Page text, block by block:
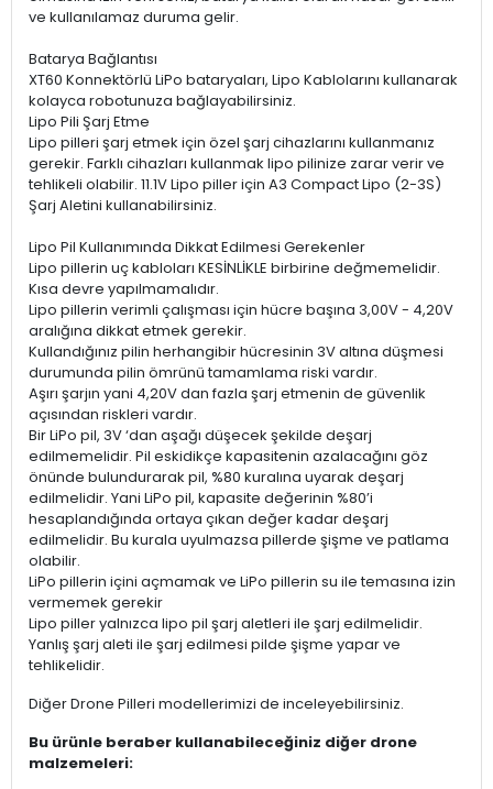
ve kullanılamaz duruma gelir.
Batarya Bağlantısı
XT60 Konnektörlü LiPo bataryaları, Lipo Kablolarını kullanarak
kolayca robotunuza bağlayabilirsiniz.
Lipo Pili Şarj Etme
Lipo pilleri şarj etmek için özel şarj cihazlarını kullanmanız
gerekir. Farklı cihazları kullanmak lipo pilinize zarar verir ve
tehlikeli olabilir. 11.1V Lipo piller için A3 Compact Lipo (2-3S)
Şarj Aletini kullanabilirsiniz.
Lipo Pil Kullanımında Dikkat Edilmesi Gerekenler
Lipo pillerin uç kabloları KESİNLİKLE birbirine değmemelidir.
Kısa devre yapılmamalıdır.
Lipo pillerin verimli çalışması için hücre başına 3,00V - 4,20V
aralığına dikkat etmek gerekir.
Kullandığınız pilin herhangibir hücresinin 3V altına düşmesi
durumunda pilin ömrünü tamamlama riski vardır.
Aşırı şarjın yani 4,20V dan fazla şarj etmenin de güvenlik
açısından riskleri vardır.
Bir LiPo pil, 3V ‘dan aşağı düşecek şekilde deşarj
edilmemelidir. Pil eskidikçe kapasitenin azalacağını göz
önünde bulundurarak pil, %80 kuralına uyarak deşarj
edilmelidir. Yani LiPo pil, kapasite değerinin %80’i
hesaplandığında ortaya çıkan değer kadar deşarj
edilmelidir. Bu kurala uyulmazsa pillerde şişme ve patlama
olabilir.
LiPo pillerin içini açmamak ve LiPo pillerin su ile temasına izin
vermemek gerekir
Lipo piller yalnızca lipo pil şarj aletleri ile şarj edilmelidir.
Yanlış şarj aleti ile şarj edilmesi pilde şişme yapar ve
tehlikelidir.
Diğer Drone Pilleri modellerimizi de inceleyebilirsiniz.
Bu ürünle beraber kullanabileceğiniz diğer drone
malzemeleri: